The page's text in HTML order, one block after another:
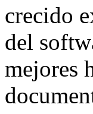
crecido
del
mejores